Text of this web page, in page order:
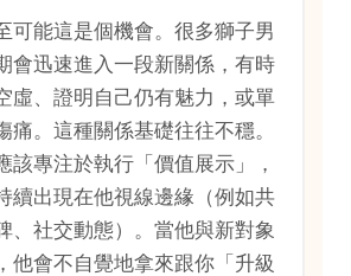
可能這是個機會。很多獅子男
會迅速進入一段新關係，有時
虛、證明自己仍有魅力，或單
痛。這種關係基礎往往不穩。
該專注於執行「價值展示」，
續出現在他視線邊緣（例如共
、社交動態）。當他與新對象
他會不自覺地拿來跟你「升級